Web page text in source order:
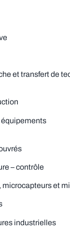
et transfert de
– contrôle
et
industrielles